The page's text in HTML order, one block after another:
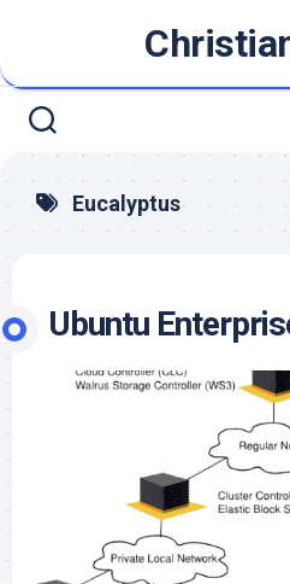
contenido
Eucalyptus
Ubuntu